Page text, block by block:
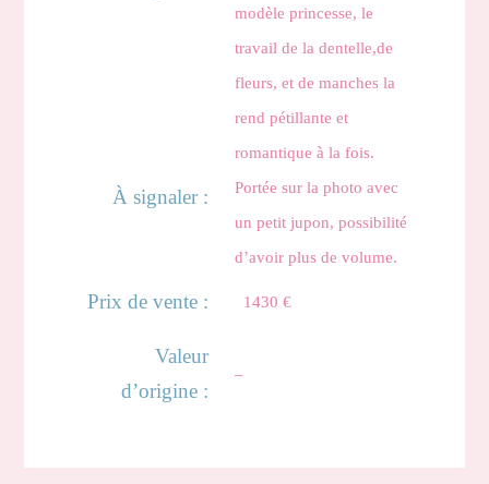
modèle princesse, le
travail de la dentelle,de
fleurs, et de manches la
rend pétillante et
romantique à la fois.
À signaler :
Portée sur la photo avec
un petit jupon, possibilité
d’avoir plus de volume.
Prix de vente : 1430 €
Valeur
d’origine :
–